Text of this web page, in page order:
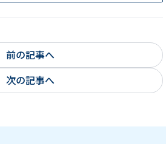
前の記事へ
次の記事へ